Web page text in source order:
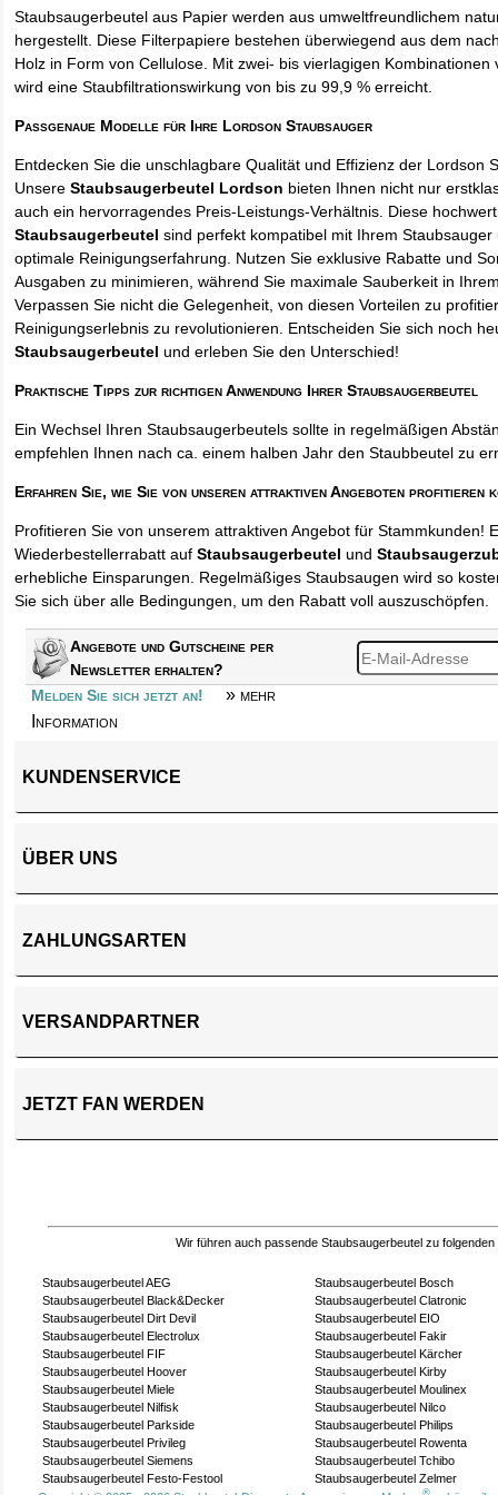
Staubsaugerbeutel aus Papier werden aus umweltfreundlichem
hergestellt. Diese Filterpapiere bestehen überwiegend aus dem
Holz in Form von Cellulose. Mit zwei- bis vierlagigen Kombinationen
wird eine Staubfiltrationswirkung von bis zu 99,9 % erreicht.
Passgenaue Modelle für Ihre Lordson Staubsauger
Entdecken Sie die unschlagbare Qualität und Effizienz der Lordson
UnsereStaubsaugerbeutel Lordson bieten Ihnen nicht nur
auch ein hervorragendes Preis-Leistungs-Verhältnis. Diese
Staubsaugerbeutel sind perfekt kompatibel mit Ihrem
optimale Reinigungserfahrung. Nutzen Sie exklusive Rabatte und
Ausgaben zu minimieren, während Sie maximale Sauberkeit in
Verpassen Sie nicht die Gelegenheit, von diesen Vorteilen zu
Reinigungserlebnis zu revolutionieren. Entscheiden Sie sich noch
Staubsaugerbeutel und erleben Sie den Unterschied!
Praktische Tipps zur richtigen Anwendung Ihrer Staubsaugerbeutel
Ein Wechsel Ihren Staubsaugerbeutels sollte in regelmäßigen
empfehlen Ihnen nach ca. einem halben Jahr den Staubbeutel zu
Erfahren Sie, wie Sie von unseren attraktiven Angeboten profitieren
Profitieren Sie von unserem attraktiven Angebot für Stammkunden!
Wiederbestellerrabatt aufStaubsaugerbeutel und
erhebliche Einsparungen. Regelmäßiges Staubsaugen wird so
Sie sich über alle Bedingungen, um den Rabatt voll auszuschöpfen.
Angebote und Gutscheine per
Newsletter erhalten?
Melden Sie sich jetzt an!
» mehr
Information
KUNDENSERVICE
ÜBER UNS
ZAHLUNGSARTEN
VERSANDPARTNER
JETZT FAN WERDEN
Wir führen auch passende Staubsaugerbeutel zu folgenden
Staubsaugerbeutel AEG
Staubsaugerbeutel Bosch
Staubsaugerbeutel Black&Decker
Staubsaugerbeutel Clatronic
Staubsaugerbeutel Dirt Devil
Staubsaugerbeutel EIO
Staubsaugerbeutel Electrolux
Staubsaugerbeutel Fakir
Staubsaugerbeutel FIF
Staubsaugerbeutel Kärcher
Staubsaugerbeutel Hoover
Staubsaugerbeutel Kirby
Staubsaugerbeutel Miele
Staubsaugerbeutel Moulinex
Staubsaugerbeutel Nilfisk
Staubsaugerbeutel Nilco
Staubsaugerbeutel Parkside
Staubsaugerbeutel Philips
Staubsaugerbeutel Privileg
Staubsaugerbeutel Rowenta
Staubsaugerbeutel Siemens
Staubsaugerbeutel Tchibo
Staubsaugerbeutel Festo-Festool
Staubsaugerbeutel Zelmer
®